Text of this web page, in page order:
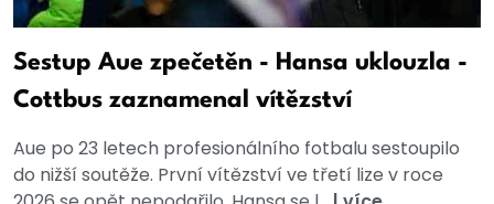
Sestup Aue zpečetěn - Hansa uklouzla -
Cottbus zaznamenal vítězství
Aue po 23 letech profesionálního fotbalu sestoupilo
do nižší soutěže. První vítězství ve třetí lize v roce